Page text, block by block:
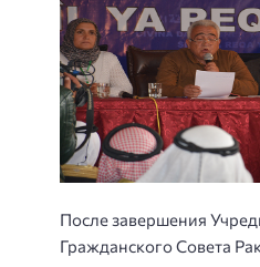
После завершения
Гражданского Совета